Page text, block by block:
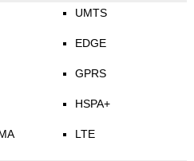
UMTS
EDGE
GPRS
HSPA+
LTE